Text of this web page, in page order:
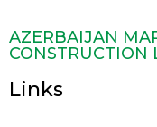
AZERBAIJAN
CONSTRUCTION
Links